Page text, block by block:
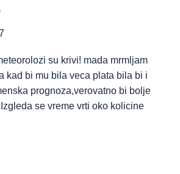
su krivi! mada mrmljam
kad bi mu bila veca plata bila bi i
prognoza,verovatno bi bolje
se vreme vrti oko kolicine